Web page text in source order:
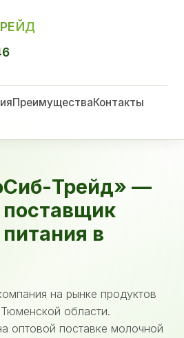
ПреимуществаКонтакты
Трейд» —
в
на рынке продуктов
области.
оптовой поставке молочной